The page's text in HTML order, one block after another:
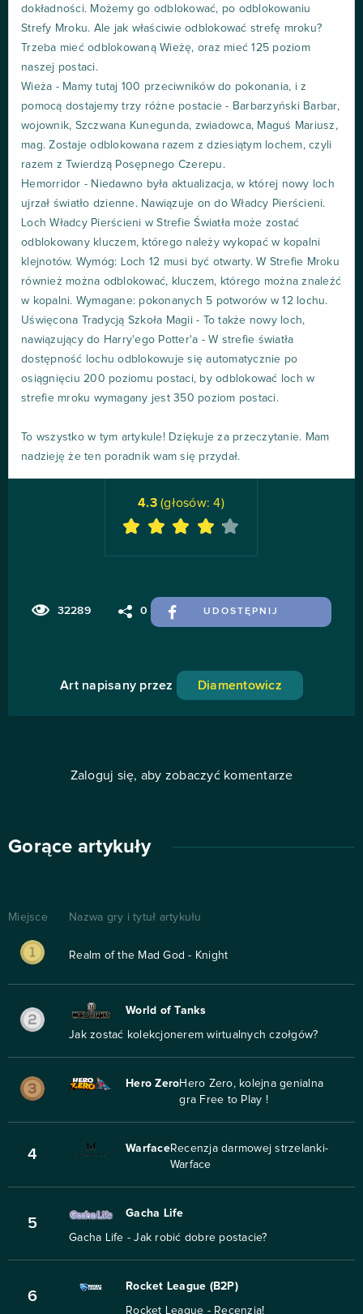
dokładności. Możemy go odblokować, po odblokowaniu
Strefy Mroku. Ale jak właściwie odblokować strefę mroku?
Trzeba mieć odblokowaną Wieżę, oraz mieć 125 poziom
naszej postaci.
Wieża - Mamy tutaj 100 przeciwników do pokonania, i z
pomocą dostajemy trzy różne postacie - Barbarzyński Barbar,
wojownik, Szczwana Kunegunda, zwiadowca, Maguś Mariusz,
mag. Zostaje odblokowana razem z dziesiątym lochem, czyli
razem z Twierdzą Posępnego Czerepu.
Hemorridor - Niedawno była aktualizacja, w której nowy loch
ujrzał światło dzienne. Nawiązuje on do Władcy Pierścieni.
Loch Władcy Pierścieni w Strefie Światła może zostać
odblokowany kluczem, którego należy wykopać w kopalni
klejnotów. Wymóg: Loch 12 musi być otwarty. W Strefie Mroku
również można odblokować, kluczem, którego można znaleźć
w kopalni. Wymagane: pokonanych 5 potworów w 12 lochu.
Uświęcona Tradycją Szkoła Magii - To także nowy loch,
nawiązujący do Harry'ego Potter'a - W strefie światła
dostępność lochu odblokowuje się automatycznie po
osiągnięciu 200 poziomu postaci, by odblokować loch w
strefie mroku wymagany jest 350 poziom postaci.
To wszystko w tym artykule! Dziękuje za przeczytanie. Mam
nadzieję że ten poradnik wam się przydał.
32289 0 UDOSTĘPNIJ
4.3(głosów:4)
Art napisany przez Diamentowicz
Zaloguj się, aby zobaczyć komentarze
Gorące artykuły
Miejsce Nazwa gry i tytuł artykułu
Realm of the Mad God - Knight
World of Tanks
Jak zostać kolekcjonerem wirtualnych czołgów?
Hero ZeroHero Zero, kolejna genialna
gra Free to Play !
4 WarfaceRecenzja darmowej strzelanki-
Warface
5
Gacha Life
Gacha Life - Jak robić dobre postacie?
6
Rocket League (B2P)
Rocket League - Recenzja!